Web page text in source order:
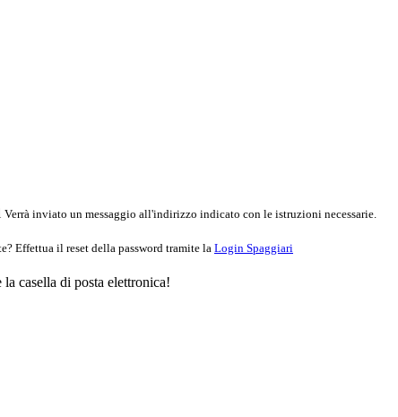
Verrà inviato un messaggio all'indirizzo indicato con le istruzioni necessarie.
Effettua il reset della password tramite la Login Spaggiari
casella di posta elettronica!